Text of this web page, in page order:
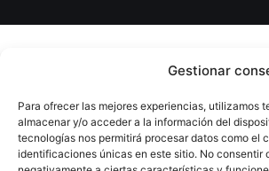
Gestionar
Para ofrecer las mejores experiencias, utilizamos
almacenar y/o acceder a la información del
tecnologías nos permitirá procesar datos como el
identificaciones únicas en este sitio. No consentir